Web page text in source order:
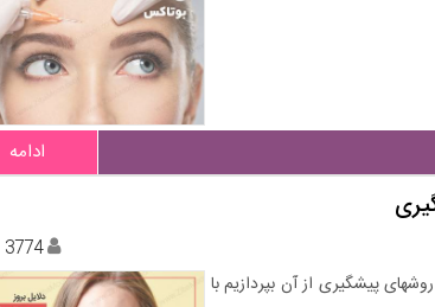
ادامه
3774
پیشگیری از آن بپردازیم با